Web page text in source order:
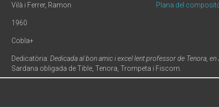
Vilà i Ferrer, Ramon Plana del
1960
Cobla+
Dedicatòria: Dedicada al bon amic i excel·lent professor de Tenora, en
Sardana obligada de Tible, Tenora, Trompeta i Fiscorn.